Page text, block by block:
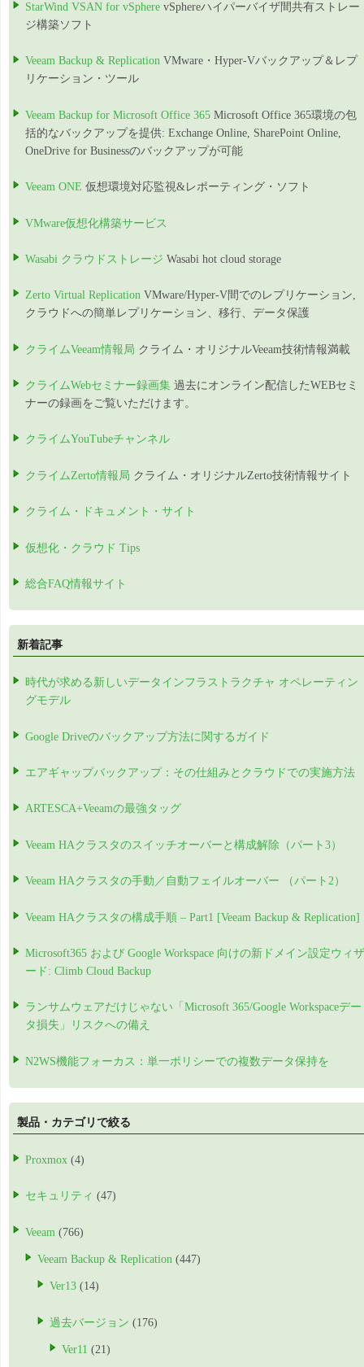
StarWind VSAN for vSphere vSphereハイパーバイザ間共有ストレー
ジ構築ソフト
Veeam Backup & Replication VMware・Hyper-Vバックアップ＆レプ
リケーション・ツール
Veeam Backup for Microsoft Office 365 Microsoft Office 365環境の包
括的なバックアップを提供: Exchange Online, SharePoint Online,
OneDrive for Businessのバックアップが可能
Veeam ONE 仮想環境対応監視&レポーティング・ソフト
VMware仮想化構築サービス
Wasabi クラウドストレージ Wasabi hot cloud storage
Zerto Virtual Replication VMware/Hyper-V間でのレプリケーション,
クラウドへの簡単レプリケーション、移行、データ保護
クライムVeeam情報局 クライム・オリジナルVeeam技術情報満載
クライムWebセミナー録画集 過去にオンライン配信したWEBセミ
ナーの録画をご覧いただけます。
クライムYouTubeチャンネル
クライムZerto情報局 クライム・オリジナルZerto技術情報サイト
クライム・ドキュメント・サイト
仮想化・クラウド Tips
総合FAQ情報サイト
新着記事
時代が求める新しいデータインフラストラクチャ オペレーティン
グモデル
Google Driveのバックアップ方法に関するガイド
エアギャップバックアップ：その仕組みとクラウドでの実施方法
ARTESCA+Veeamの最強タッグ
Veeam HAクラスタのスイッチオーバーと構成解除（パート3）
Veeam HAクラスタの手動／自動フェイルオーバー （パート2）
Veeam HAクラスタの構成手順 – Part1 [Veeam Backup & Replication]
Microsoft365 および Google Workspace 向けの新ドメイン設定ウィザ
ード: Climb Cloud Backup
ランサムウェアだけじゃない「Microsoft 365/Google Workspaceデー
タ損失」リスクへの備え
N2WS機能フォーカス：単一ポリシーでの複数データ保持を
製品・カテゴリで絞る
Proxmox (4)
セキュリティ (47)
Veeam (766)
Veeam Backup & Replication (447)
Ver13 (14)
過去バージョン (176)
Ver11 (21)